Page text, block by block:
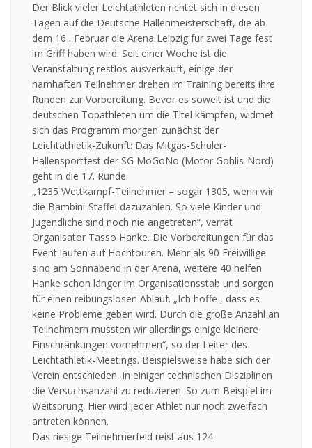
Der Blick vieler Leichtathleten richtet sich in diesen
Tagen auf die Deutsche Hallenmeisterschaft, die ab
dem 16 . Februar die Arena Leipzig für zwei Tage fest
im Griff haben wird. Seit einer Woche ist die
Veranstaltung restlos ausverkauft, einige der
namhaften Teilnehmer drehen im Training bereits ihre
Runden zur Vorbereitung. Bevor es soweit ist und die
deutschen Topathleten um die Titel kämpfen, widmet
sich das Programm morgen zunächst der
Leichtathletik-Zukunft: Das Mitgas-Schüler-
Hallensportfest der SG MoGoNo (Motor Gohlis-Nord)
geht in die 17. Runde.
„1235 Wettkampf-Teilnehmer – sogar 1305, wenn wir
die Bambini-Staffel dazuzählen. So viele Kinder und
Jugendliche sind noch nie angetreten“, verrät
Organisator Tasso Hanke. Die Vorbereitungen für das
Event laufen auf Hochtouren. Mehr als 90 Freiwillige
sind am Sonnabend in der Arena, weitere 40 helfen
Hanke schon länger im Organisationsstab und sorgen
für einen reibungslosen Ablauf. „Ich hoffe , dass es
keine Probleme geben wird. Durch die große Anzahl an
Teilnehmern mussten wir allerdings einige kleinere
Einschränkungen vornehmen“, so der Leiter des
Leichtathletik-Meetings. Beispielsweise habe sich der
Verein entschieden, in einigen technischen Disziplinen
die Versuchsanzahl zu reduzieren. So zum Beispiel im
Weitsprung. Hier wird jeder Athlet nur noch zweifach
antreten können.
Das riesige Teilnehmerfeld reist aus 124